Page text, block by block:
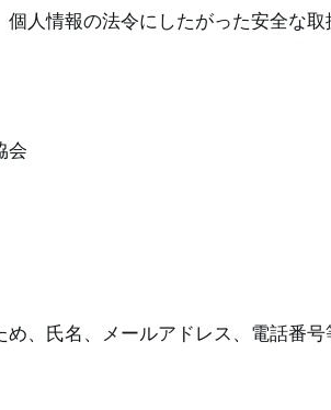
人情報の法令にしたがった安全な取
会
、氏名、メールアドレス、電話番号